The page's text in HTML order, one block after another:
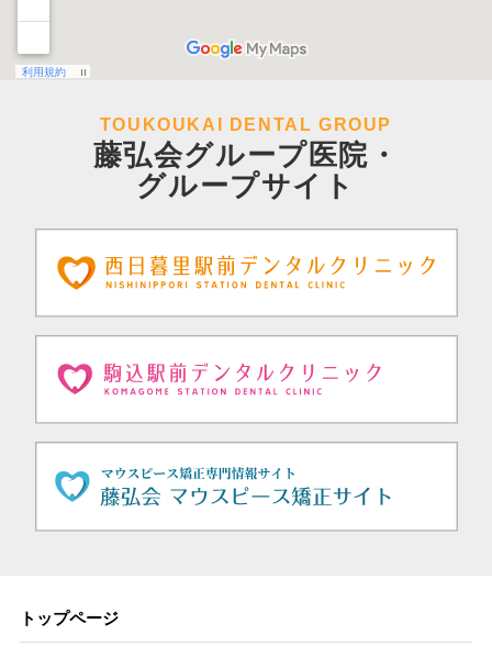
TOUKOUKAI DENTAL GROUP
藤弘会グループ医院・
グループサイト
トップページ